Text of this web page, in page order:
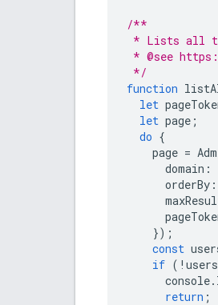
/**
* Lists all
* @see
*/
function
let
let page ;
do {
page =
domain :
orderBy :
});
const
if ( ! users
console.
return ;